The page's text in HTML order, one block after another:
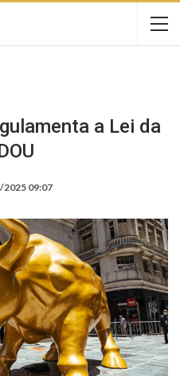
a Lei da
2025 09:07